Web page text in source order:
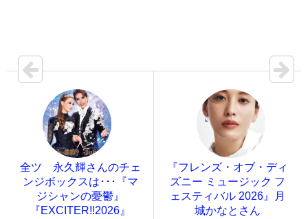
全ツ 永久輝さんのチェ
ンジボックスは･･･『マ
ジシャンの憂鬱』
『EXCITER!!2026』
『フレンズ・オブ・ディ
ズニー ミュージック フ
ェスティバル 2026』月
城かなとさん